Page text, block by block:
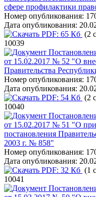
сфере профилактики
Номер опубликования:
Дата опубликования:
PDF: 65 Кб (2
10039
от 15.02.2017 № 52 "О
Правительства
Номер опубликования:
Дата опубликования:
PDF: 54 Кб (2
10040
от 15.02.2017 № 51 "О
постановления
2003 г. № 858"
Номер опубликования:
Дата опубликования:
PDF: 32 Кб (1
10041